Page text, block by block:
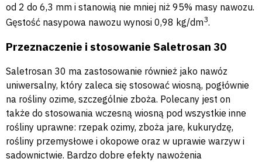
od 2 do 6,3 mm i stanowią nie mniej niż 95% masy nawozu.
Gęstość nasypowa nawozu wynosi 0,98 kg/dm3.
Przeznaczenie i stosowanie Saletrosan 30
Saletrosan 30 ma zastosowanie również jako nawóz
uniwersalny, który zaleca się stosować wiosną, pogłównie
na rośliny ozime, szczególnie zboża. Polecany jest on
także do stosowania wczesną wiosną pod wszystkie inne
rośliny uprawne: rzepak ozimy, zboża jare, kukurydzę,
rośliny przemysłowe i okopowe oraz w uprawie warzyw i
sadownictwie. Bardzo dobre efekty nawożenia